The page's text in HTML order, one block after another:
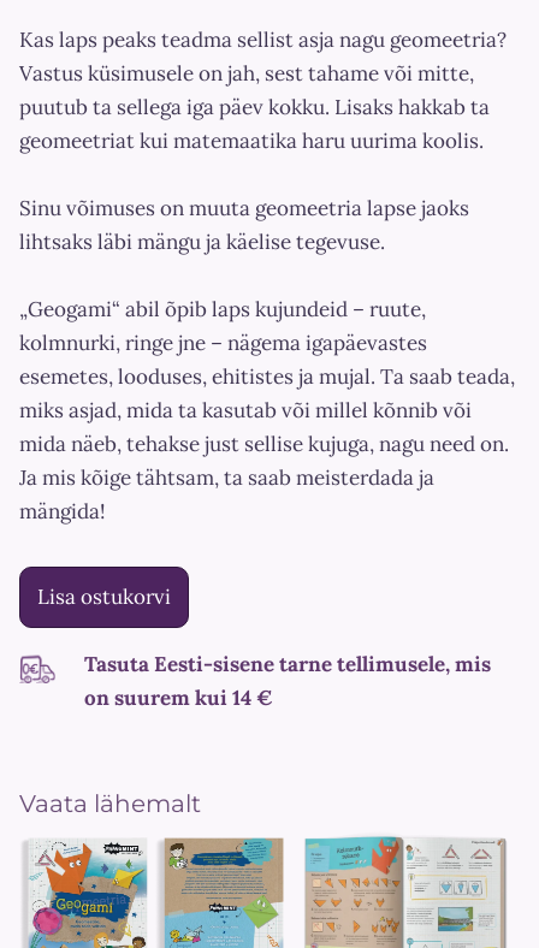
Vaata lähemalt
Kas laps peaks teadma sellist asja nagu geomeetria?
Vastus küsimusele on jah, sest tahame või mitte,
puutub ta sellega iga päev kokku. Lisaks hakkab ta
geomeetriat kui matemaatika haru uurima koolis.
Sinu võimuses on muuta geomeetria lapse jaoks
lihtsaks läbi mängu ja käelise tegevuse.
„Geogami“ abil õpib laps kujundeid – ruute,
kolmnurki, ringe jne – nägema igapäevastes
esemetes, looduses, ehitistes ja mujal. Ta saab teada,
miks asjad, mida ta kasutab või millel kõnnib või
mida näeb, tehakse just sellise kujuga, nagu need on.
Ja mis kõige tähtsam, ta saab meisterdada ja
mängida!
Lisa ostukorvi
Tasuta Eesti-sisene tarne tellimusele, mis
on suurem kui 14 €